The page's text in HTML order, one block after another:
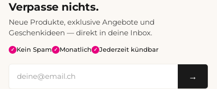
Verpasse nichts.
Neue Produkte, exklusive Angebote und
Geschenkideen — direkt in deine Inbox.
✓ Kein Spam ✓ Monatlich ✓ Jederzeit kündbar
→